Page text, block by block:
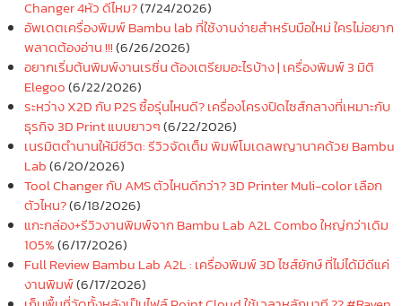
Changer 4หัว ดีไหม?(7/24/2026)
อัพเดตเครื่องพิมพ์ Bambu lab ที่ใช้งานง่ายสำหรับมือใหม่ ใครไม่อยาก
พลาดต้องอ่าน !!!(6/26/2026)
อยากเริ่มต้นพิมพ์งานเรซิ่น ต้องเตรียมอะไรบ้าง | เครื่องพิมพ์ 3 มิติ
Elegoo(6/22/2026)
ระหว่าง X2D กับ P2S ซื้อรุ่นไหนดี? เครื่องโครงปิดไซส์กลางที่เหมาะกับ
ธุรกิจ 3D Print แบบยาวๆ(6/22/2026)
เนรมิตตำนานให้มีชีวิต: รีวิวจัดเต็ม พิมพ์โมเดลพญานาคด้วย Bambu
Lab(6/20/2026)
Tool Changer กับ AMS ตัวไหนดีกว่า? 3D Printer Muli-color เลือก
ตัวไหน?(6/18/2026)
แกะกล่อง+รีวิวงานพิมพ์จาก Bambu Lab A2L Combo ใหญ่กว่าเดิม
105%(6/17/2026)
Full Review Bambu Lab A2L : เครื่องพิมพ์ 3D ไซส์ยักษ์ ที่ไม่ได้มีดีแค่
งานพิมพ์(6/17/2026)